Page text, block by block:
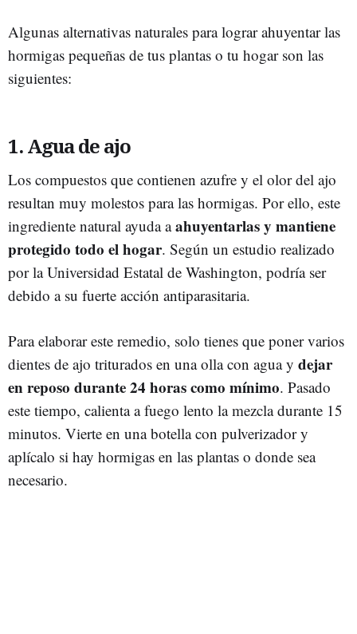
Algunas alternativas naturales para lograr ahuyentar las
hormigas pequeñas de tus plantas o tu hogar son las
siguientes:
1. Agua de ajo
Los compuestos que contienen azufre y el olor del ajo
resultan muy molestos para las hormigas. Por ello, este
ingrediente natural ayuda aahuyentarlas y mantiene
protegido todo el hogar. Según un estudio realizado
por la Universidad Estatal de Washington, podría ser
debido a su fuerte acción antiparasitaria.
Para elaborar este remedio, solo tienes que poner varios
dientes de ajo triturados en una olla con agua y dejar
en reposo durante 24 horas como mínimo. Pasado
este tiempo, calienta a fuego lento la mezcla durante 15
minutos. Vierte en una botella con pulverizador y
aplícalo si hay hormigas en las plantas o donde sea
necesario.